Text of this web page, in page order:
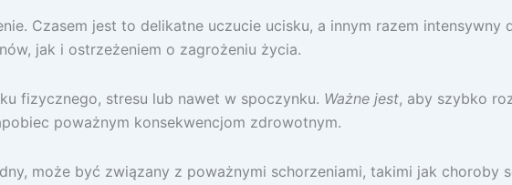
Czasem jest to delikatne uczucie ucisku, a innym razem intensywny
jak i ostrzeżeniem o zagrożeniu życia.
fizycznego, stresu lub nawet w spoczynku. Ważne jest, aby szybko
poważnym konsekwencjom zdrowotnym.
może być związany z poważnymi schorzeniami, takimi jak choroby